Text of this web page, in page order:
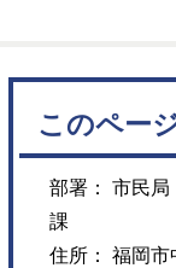
このペー
部署： 市民局
課
住所： 福岡